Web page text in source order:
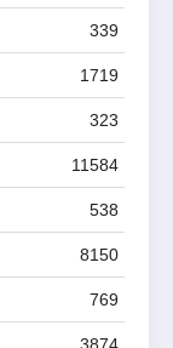
339
1719
323
11584
538
8150
769